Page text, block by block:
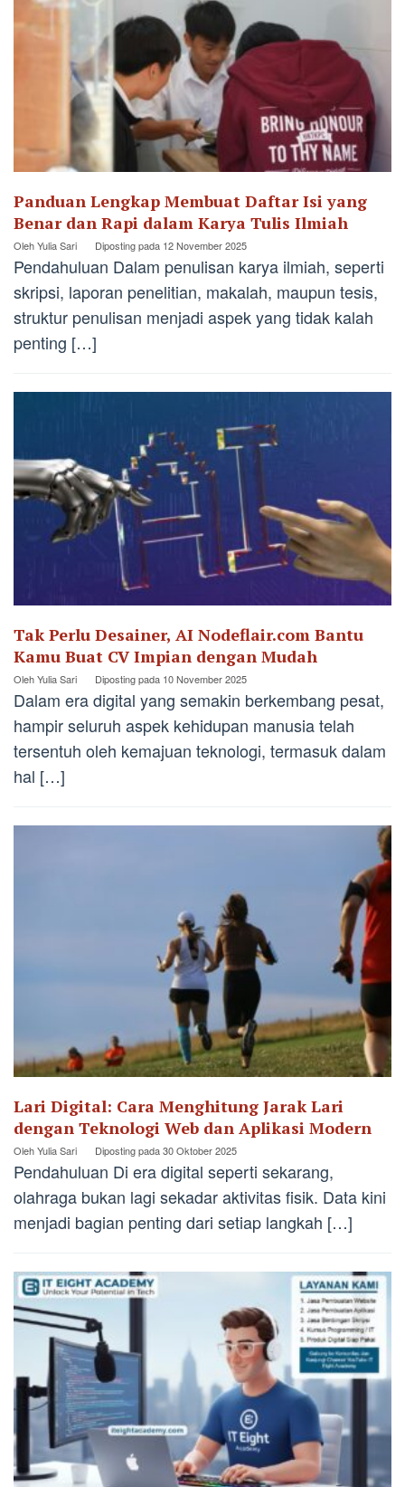
Panduan Lengkap Membuat Daftar Isi yang
Benar dan Rapi dalam Karya Tulis Ilmiah
OlehYulia Sari Diposting pada 12 November 2025
Pendahuluan Dalam penulisan karya ilmiah, seperti
skripsi, laporan penelitian, makalah, maupun tesis,
struktur penulisan menjadi aspek yang tidak kalah
penting […]
Tak Perlu Desainer, AI Nodeflair.com Bantu
Kamu Buat CV Impian dengan Mudah
OlehYulia Sari Diposting pada 10 November 2025
Dalam era digital yang semakin berkembang pesat,
hampir seluruh aspek kehidupan manusia telah
tersentuh oleh kemajuan teknologi, termasuk dalam
hal […]
Lari Digital: Cara Menghitung Jarak Lari
dengan Teknologi Web dan Aplikasi Modern
OlehYulia Sari Diposting pada30 Oktober 2025
Pendahuluan Di era digital seperti sekarang,
olahraga bukan lagi sekadar aktivitas fisik. Data kini
menjadi bagian penting dari setiap langkah […]